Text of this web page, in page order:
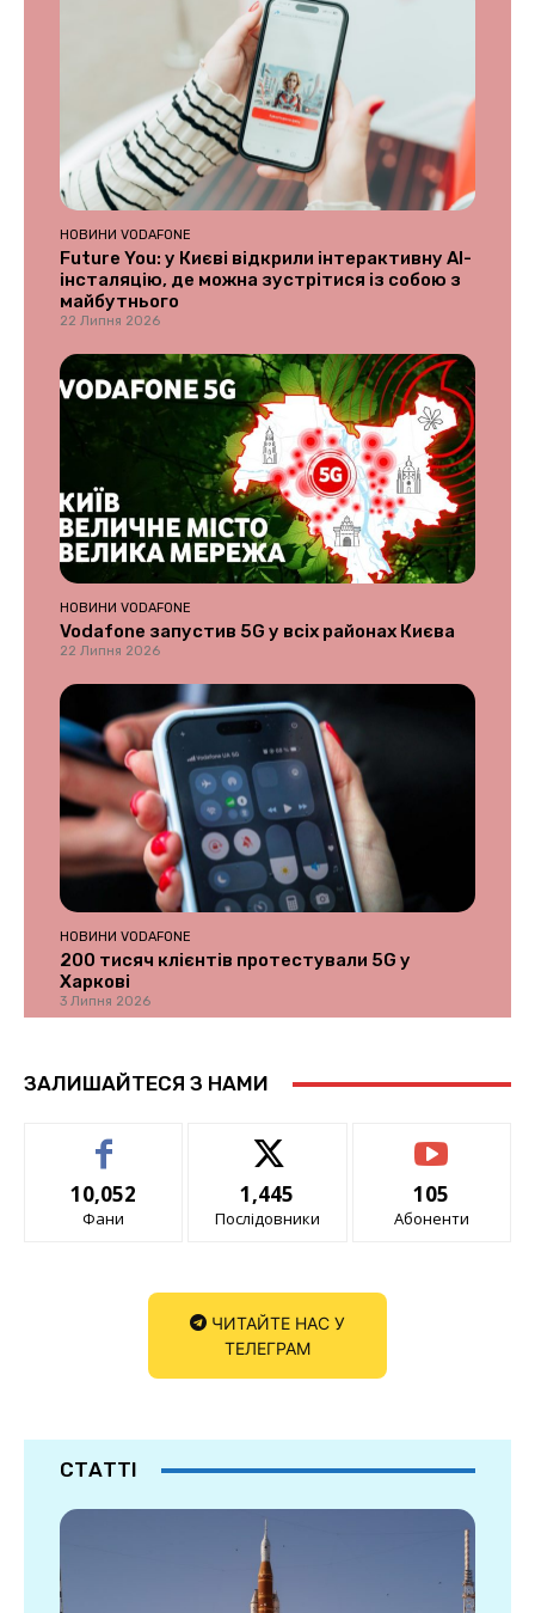
НОВИНИ VODAFONE
Future You: у Києві відкрили інтерактивну AI-
інсталяцію, де можна зустрітися із собою з
майбутнього
22 Липня 2026
НОВИНИ VODAFONE
Vodafone запустив 5G у всіх районах Києва
22 Липня 2026
НОВИНИ VODAFONE
200 тисяч клієнтів протестували 5G у
Харкові
3 Липня 2026
ЗАЛИШАЙТЕСЯ З НАМИ
10,052
Фани
1,445
Послідовники
105
Абоненти
ЧИТАЙТЕ НАС У
ТЕЛЕГРАМ
СТАТТІ